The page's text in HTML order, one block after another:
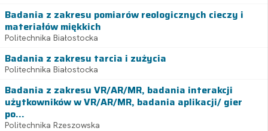
Badania z zakresu pomiarów reologicznych cieczy i
materiałów miękkich
Politechnika Białostocka
Badania z zakresu tarcia i zużycia
Politechnika Białostocka
Badania z zakresu VR/AR/MR, badania interakcji
użytkowników w VR/AR/MR, badania aplikacji/ gier
po...
Politechnika Rzeszowska